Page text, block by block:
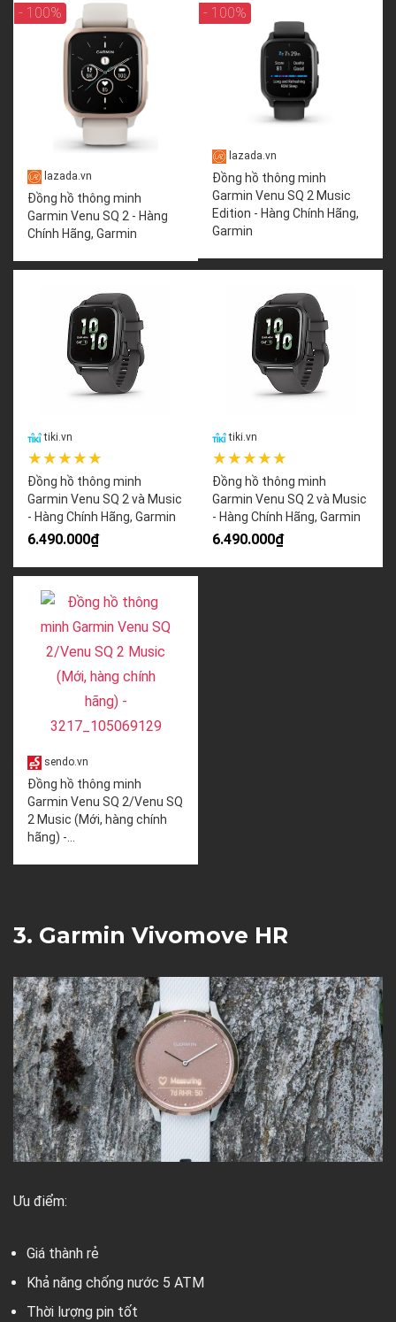
- 100%
lazada.vn
Đồng hồ thông minh
Garmin Venu SQ 2 - Hàng
Chính Hãng, Garmin
- 100%
lazada.vn
Đồng hồ thông minh
Garmin Venu SQ 2 Music
Edition - Hàng Chính Hãng,
Garmin
tiki.vn
★★★★★
Đồng hồ thông minh
Garmin Venu SQ 2 và Music
- Hàng Chính Hãng, Garmin
6.490.000₫
tiki.vn
★★★★★
Đồng hồ thông minh
Garmin Venu SQ 2 và Music
- Hàng Chính Hãng, Garmin
6.490.000₫
sendo.vn
Đồng hồ thông minh
Garmin Venu SQ 2/Venu SQ
2 Music (Mới, hàng chính
hãng) -...
3. Garmin Vivomove HR
Ưu điểm:
Giá thành rẻ
Khả năng chống nước 5 ATM
Thời lượng pin tốt